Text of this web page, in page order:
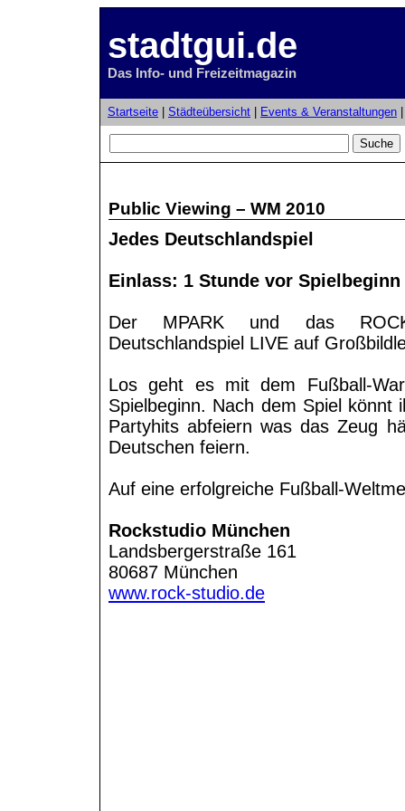
stadtgui.de
Das Info- und Freizeitmagazin
Startseite Städteübersicht Events & Veranstaltungen
Public Viewing – WM 2010
Jedes Deutschlandspiel
Einlass: 1 Stunde vor
Der MPARK und das
Deutschlandspiel LIVE auf
Los geht es mit dem Fußball-
Spielbeginn. Nach dem Spiel
Partyhits abfeiern was das Zeug
Deutschen feiern.
Auf eine erfolgreiche Fußball-
Rockstudio München
Landsbergerstraße 161
80687 München
www.rock-studio.de